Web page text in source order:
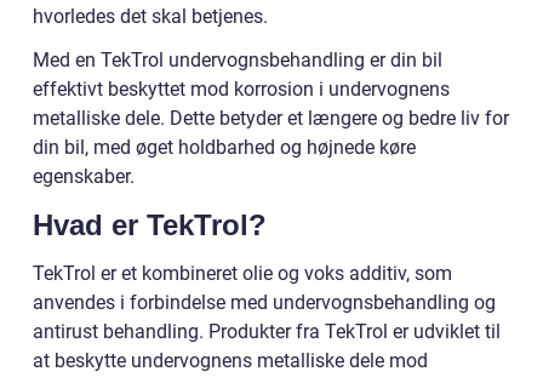
hvorledes det skal betjenes.
Med en TekTrol undervognsbehandling er din bil
effektivt beskyttet mod korrosion i undervognens
metalliske dele. Dette betyder et længere og bedre liv for
din bil, med øget holdbarhed og højnede køre
egenskaber.
Hvad er TekTrol?
TekTrol er et kombineret olie og voks additiv, som
anvendes i forbindelse med undervognsbehandling og
antirust behandling. Produkter fra TekTrol er udviklet til
at beskytte undervognens metalliske dele mod